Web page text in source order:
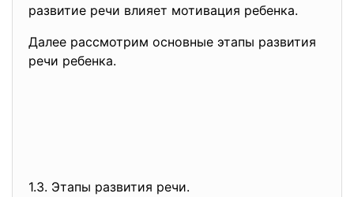
развитие речи влияет мотивация ребенка.
Далее рассмотрим основные этапы развития
речи ребенка.
1.3. Этапы развития речи.